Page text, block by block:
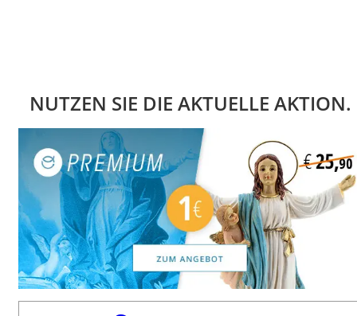
NUTZEN SIE DIE AKTUELLE AKTION.